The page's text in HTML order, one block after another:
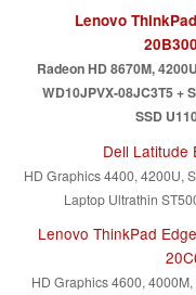
Lenovo
Radeon HD 8670M,
WD10JPVX-08JC3T5 +
SSD
Dell Latitude
HD Graphics 4400, 4200U,
Laptop Ultrathin
Lenovo ThinkPad
HD Graphics 4600, 4000M,